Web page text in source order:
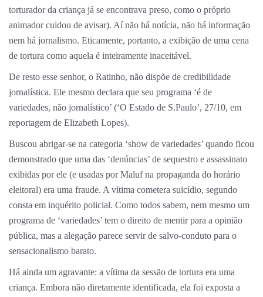
torturador da criança já se encontrava preso, como o próprio
animador cuidou de avisar). Aí não há notícia, não há informação
nem há jornalismo. Eticamente, portanto, a exibição de uma cena
de tortura como aquela é inteiramente inaceitável.
De resto esse senhor, o Ratinho, não dispõe de credibilidade
jornalística. Ele mesmo declara que seu programa ‘é de
variedades, não jornalístico’ (‘O Estado de S.Paulo’, 27/10, em
reportagem de Elizabeth Lopes).
Buscou abrigar-se na categoria ‘show de variedades’ quando ficou
demonstrado que uma das ‘denúncias’ de sequestro e assassinato
exibidas por ele (e usadas por Maluf na propaganda do horário
eleitoral) era uma fraude. A vítima cometera suicídio, segundo
consta em inquérito policial. Como todos sabem, nem mesmo um
programa de ‘variedades’ tem o direito de mentir para a opinião
pública, mas a alegação parece servir de salvo-conduto para o
sensacionalismo barato.
Há ainda um agravante: a vítima da sessão de tortura era uma
criança. Embora não diretamente identificada, ela foi exposta a